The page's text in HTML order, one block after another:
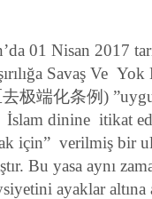
01 Nisan 2017
Savaş Ve Yok
端化条例)
dinine itikat
için” verilmiş bir
Bu yasa aynı
ayaklar